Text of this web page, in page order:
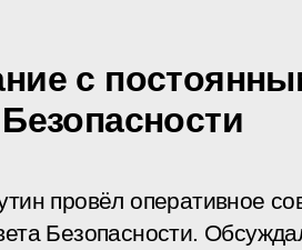
с
провёл оперативное
Безопасности.